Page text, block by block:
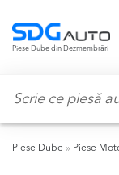
navigation
content
Piese Dube din Dezmembrări
Piese Dube » Piese